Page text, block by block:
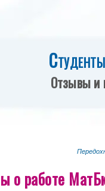
Отзывы и
о работе